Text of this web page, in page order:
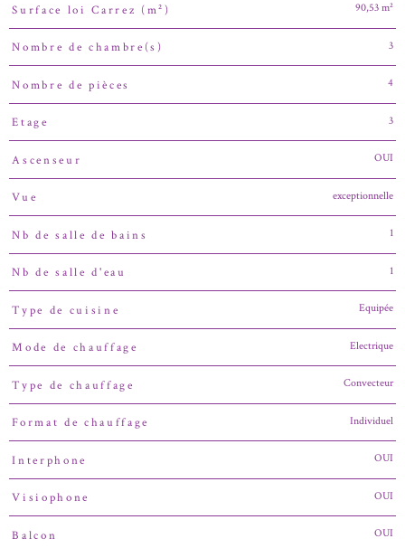
Surface loi Carrez (m²) 90,53 m²
Nombre de chambre(s) 3
Nombre de pièces 4
Etage 3
Ascenseur OUI
Vue exceptionnelle
Nb de salle de bains 1
Nb de salle d'eau 1
Type de cuisine Equipée
Mode de chauffage Electrique
Type de chauffage Convecteur
Format de chauffage Individuel
Interphone OUI
Visiophone OUI
Balcon OUI